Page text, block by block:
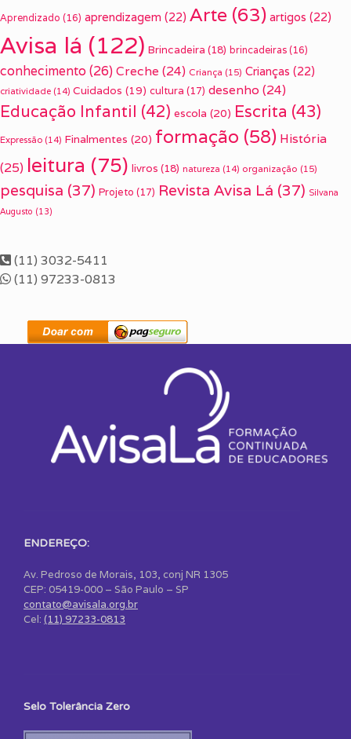
Aprendizado (16) aprendizagem (22) Arte (63) artigos (22)
Avisa lá (122) Brincadeira (18) brincadeiras (16)
conhecimento(26) Creche (24) Criança (15) Crianças (22)
criatividade (14) Cuidados (19) cultura (17) desenho (24)
Educação Infantil (42) escola (20) Escrita (43)
Expressão (14) Finalmentes (20) formação (58) História
(25) leitura (75) livros (18) natureza (14) organização (15)
pesquisa (37) Projeto (17) Revista Avisa Lá (37) Silvana
Augusto (13)
(11) 3032-5411
(11) 97233-0813
ENDEREÇO:
Av. Pedroso de Morais, 103, conj NR 1305
CEP: 05419-000 – São Paulo – SP
contato@avisala.org.br
Cel: (11) 97233-0813
Selo Tolerância Zero